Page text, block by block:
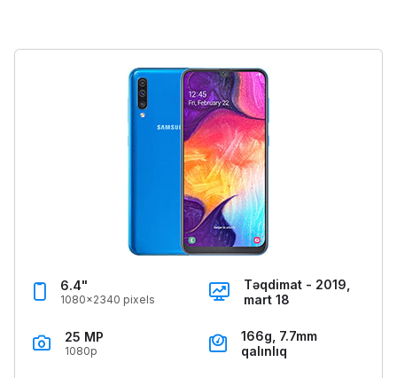
6.4"
1080x2340 pixels
Təqdimat - 2019,
mart 18
25 MP
1080p
166g, 7.7mm
qalınlıq